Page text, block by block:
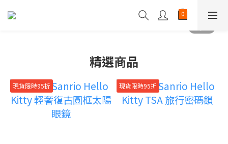
精選商品
現貨限時95折 現貨限時95折